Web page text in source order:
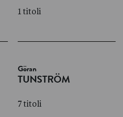
1 titoli
Göran
TUNSTRÖM
7 titoli